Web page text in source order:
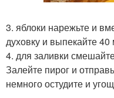
3. яблоки нарежьте и
духовку и выпекайте
4. для заливки
Залейте пирог и
немного остудите и